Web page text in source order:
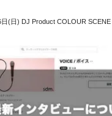
(日) DJ Product COLOUR SCENE